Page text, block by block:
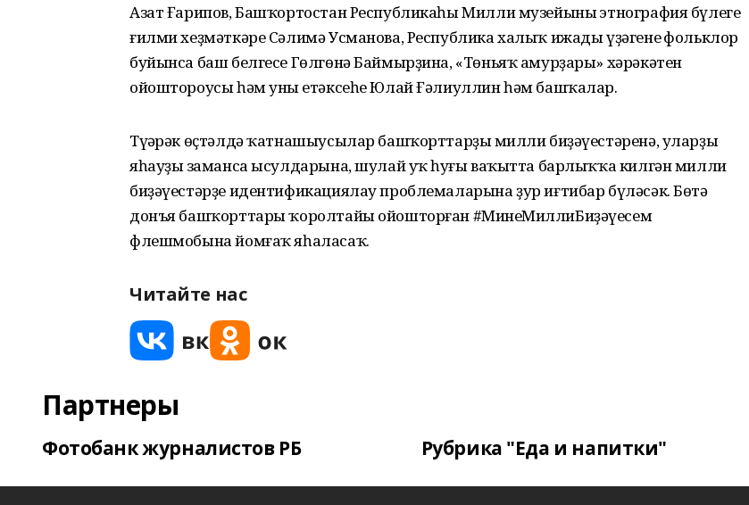
Азат Ғарипов, Башҡортостан Республикаһы Милли музейының этнография бүлеге
ғилми хеҙмәткәре Сәлимә Усманова, Республика халыҡ ижады үҙәгенең фольклор
буйынса баш белгесе Гөлгөнә Баймырҙина, «Төньяҡ амурҙары» хәрәкәтен
ойоштороусы һәм уның етәксеһе Юлай Ғәлиуллин һәм башҡалар.
Түңәрәк өҫтәлдә ҡатнашыусылар башҡорттарҙың милли биҙәүестәренә, уларҙы
яһауҙың заманса ысулдарына, шулай уҡ һуңғы ваҡытта барлыҡҡа килгән милли
биҙәүестәрҙе идентификациялау проблемаларына ҙур иғтибар бүләсәк. Бөтә
донъя башҡорттары ҡоролтайы ойошторған #МинеңМиллиБиҙәүесем
флешмобына йомғаҡ яһаласаҡ.
Читайте нас
Партнеры
Фотобанк журналистов РБ Рубрика "Еда и напитки"